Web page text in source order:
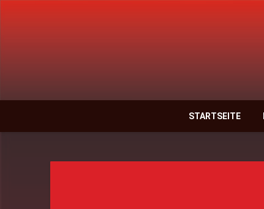
STARTSEITE